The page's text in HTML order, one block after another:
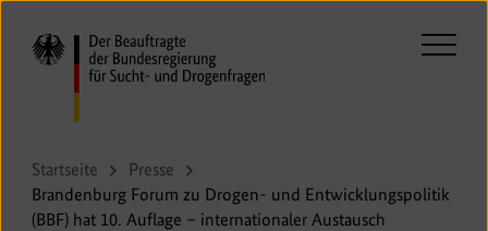
Direkt
Seiteninhalt
Startseite
Presse
Brandenburg Forum zu Drogen- und Entwicklungspolitik
(BBF) hat 10. Auflage – internationaler Austausch